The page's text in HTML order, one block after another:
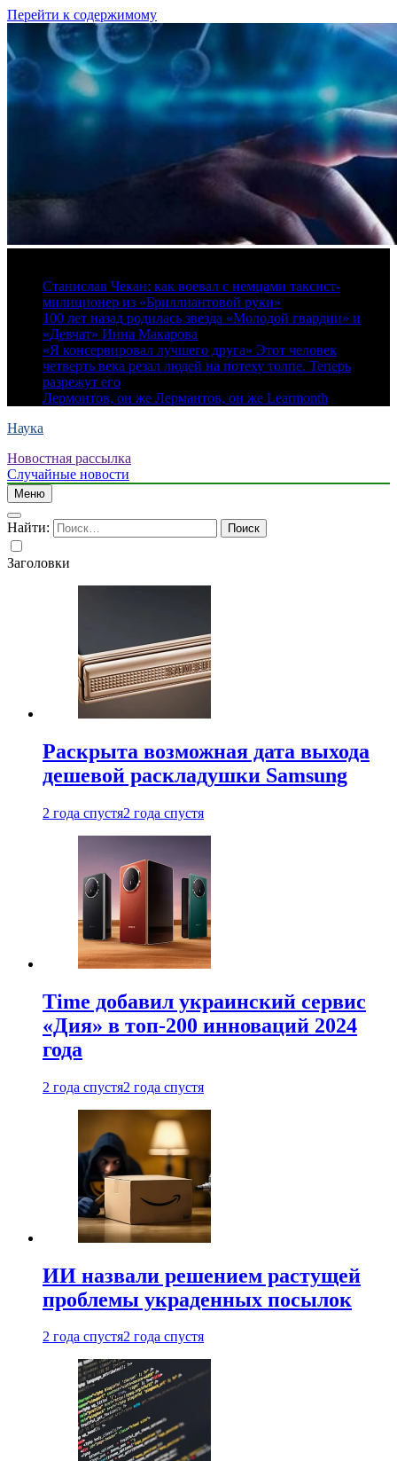
Перейти к содержимому
Станислав Чекан: как воевал с немцами таксист-
милиционер из «Бриллиантовой руки»
100 лет назад родилась звезда «Молодой гвардии» и
«Девчат» Инна Макарова
«Я консервировал лучшего друга» Этот человек
четверть века резал людей на потеху толпе. Теперь
разрежут его
Лермонтов, он же Лермантов, он же Learmonth
Наука
Новостная рассылка
Случайные новости
Меню
Найти:
Заголовки
Раскрыта возможная дата выхода
дешевой раскладушки Samsung
2 года спустя2 года спустя
Time добавил украинский сервис
«Дия» в топ-200 инноваций 2024
года
2 года спустя2 года спустя
ИИ назвали решением растущей
проблемы украденных посылок
2 года спустя2 года спустя